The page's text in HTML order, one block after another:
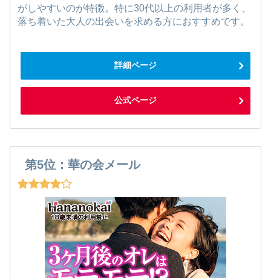
がしやすいのが特徴。特に30代以上の利用者が多く、
落ち着いた大人の出会いを求める方におすすめです。
詳細ページ
公式ページ
第5位：華の会メール